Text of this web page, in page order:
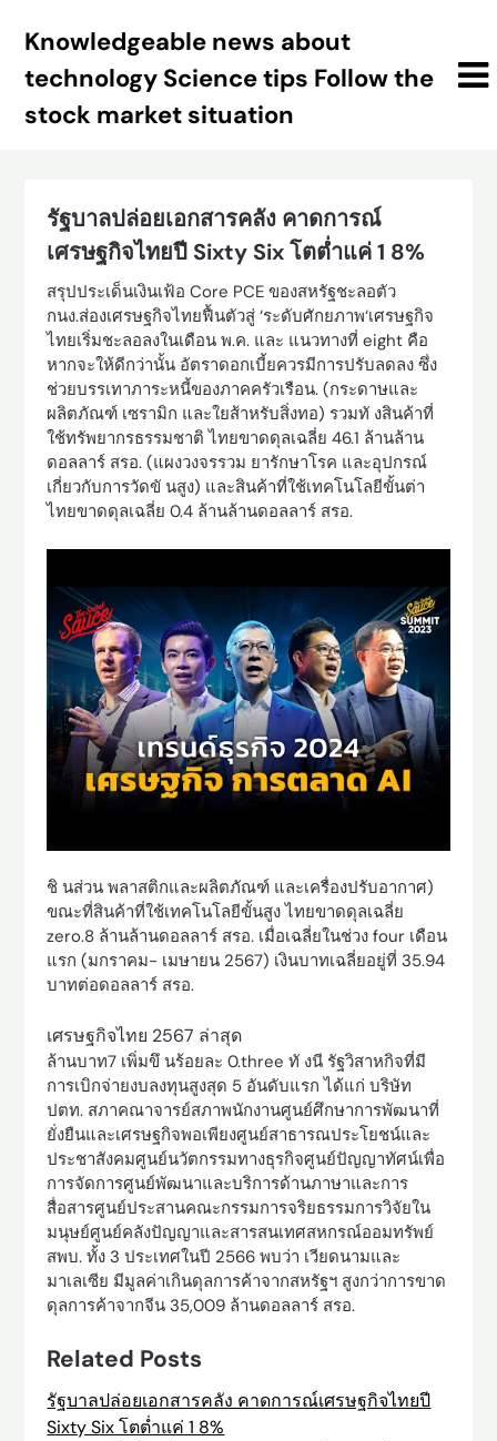
Knowledgeable news about
technology Science tips Follow the
stock market situation
รัฐบาลปล่อยเอกสารคลัง คาดการณ์
เศรษฐกิจไทยปี Sixty Six โตต่ำแค่ 1 8%
สรุปประเด็นเงินเฟ้อ Core PCE ของสหรัฐชะลอตัว
กนง.ส่องเศรษฐกิจไทยฟื้นตัวสู่ ‘ระดับศักยภาพ‘เศรษฐกิจ
ไทยเริ่มชะลอลงในเดือน พ.ค. และ แนวทางที่ eight คือ
หากจะให้ดีกว่านั้น อัตราดอกเบี้ยควรมีการปรับลดลง ซึ่ง
ช่วยบรรเทาภาระหนี้ของภาคครัวเรือน. (กระดาษและ
ผลิตภัณฑ์ เซรามิก และใยส้าหรับสิ่งทอ) รวมทั งสินค้าที่
ใช้ทรัพยากรธรรมชาติ ไทยขาดดุลเฉลี่ย 46.1 ล้านล้าน
ดอลลาร์ สรอ. (แผงวงจรรวม ยารักษาโรค และอุปกรณ์
เกี่ยวกับการวัดขั นสูง) และสินค้าที่ใช้เทคโนโลยีขั้นต่า
ไทยขาดดุลเฉลี่ย 0.4 ล้านล้านดอลลาร์ สรอ.
ชิ นส่วน พลาสติกและผลิตภัณฑ์ และเครื่องปรับอากาศ)
ขณะที่สินค้าที่ใช้เทคโนโลยีขั้นสูง ไทยขาดดุลเฉลี่ย
zero.8 ล้านล้านดอลลาร์ สรอ. เมื่อเฉลี่ยในช่วง four เดือน
แรก (มกราคม- เมษายน 2567) เงินบาทเฉลี่ยอยู่ที่ 35.94
บาทต่อดอลลาร์ สรอ.
เศรษฐกิจไทย 2567 ล่าสุด
ล้านบาท7 เพิ่มขึ นร้อยละ 0.three ทั งนี รัฐวิสาหกิจที่มี
การเบิกจ่ายงบลงทุนสูงสุด 5 อันดับแรก ได้แก่ บริษัท
ปตท. สภาคณาจารย์สภาพนักงานศูนย์ศึกษาการพัฒนาที่
ยั่งยืนและเศรษฐกิจพอเพียงศูนย์สาธารณประโยชน์และ
ประชาสังคมศูนย์นวัตกรรมทางธุรกิจศูนย์ปัญญาทัศน์เพื่อ
การจัดการศูนย์พัฒนาและบริการด้านภาษาและการ
สื่อสารศูนย์ประสานคณะกรรมการจริยธรรมการวิจัยใน
มนุษย์ศูนย์คลังปัญญาและสารสนเทศสหกรณ์ออมทรัพย์
สพบ. ทั้ง 3 ประเทศในปี 2566 พบว่า เวียดนามและ
มาเลเซีย มีมูลค่าเกินดุลการค้าจากสหรัฐฯ สูงกว่าการขาด
ดุลการค้าจากจีน 35,009 ล้านดอลลาร์ สรอ.
Related Posts
รัฐบาลปล่อยเอกสารคลัง คาดการณ์เศรษฐกิจไทยปี
Sixty Six โตต่ำแค่ 1 8%